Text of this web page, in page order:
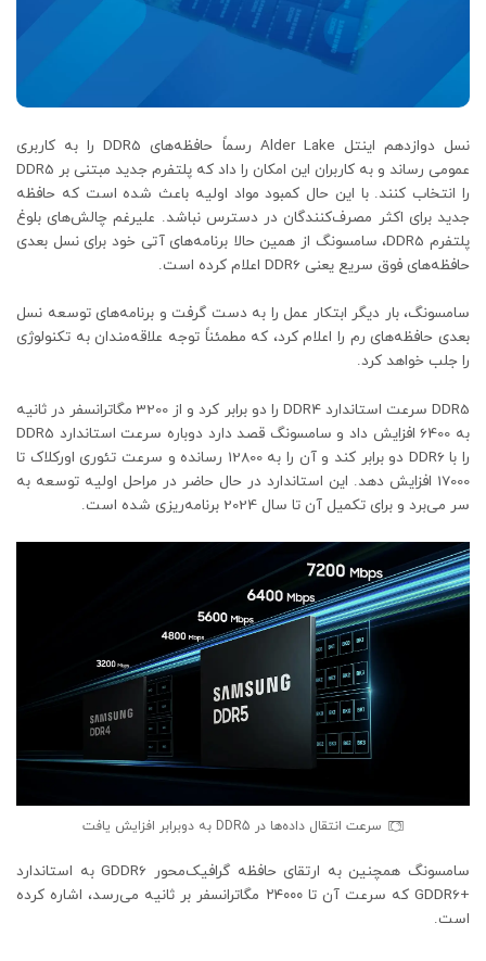
نسل دوازدهم اینتل Alder Lake رسماً حافظه‌های DDR5 را به کاربری
عمومی رساند و به کاربران این امکان را داد که پلتفرم جدید مبتنی بر DDR5
را انتخاب کنند. با این حال کمبود مواد اولیه باعث شده است که حافظه
جدید برای اکثر مصرف‌کنندگان در دسترس نباشد. علیرغم چالش‌های بلوغ
پلتفرم DDR5، سامسونگ از همین حالا برنامه‌های آتی خود برای نسل بعدی
حافظه‌های فوق سریع یعنی DDR6 اعلام کرده است.
سامسونگ، بار دیگر ابتکار عمل را به دست گرفت و برنامه‌های توسعه نسل
بعدی حافظه‌های رم را اعلام کرد، که مطمئناً توجه علاقه‌مندان به تکنولوژی
را جلب خواهد کرد.
DDR5 سرعت استاندارد DDR4 را دو برابر کرد و از 3200 مگاترانسفر در ثانیه
به 6400 افزایش داد و سامسونگ قصد دارد دوباره سرعت استاندارد DDR5
را با DDR6 دو برابر کند و آن را به 12800 رسانده و سرعت تئوری اورکلاک تا
17000 افزایش دهد. این استاندارد در حال حاضر در مراحل اولیه توسعه به
سر می‌برد و برای تکمیل آن تا سال 2024 برنامه‌ریزی شده است.
سرعت انتقال داده‌ها در DDR5 به دوبرابر افزایش یافت
سامسونگ همچنین به ارتقای حافظه گرافیک‌محور ‌GDDR6 به استاندارد
+GDDR6 که سرعت آن تا ۲۴۰۰۰ مگاترانسفر بر ثانیه می‌رسد، اشاره کرده
است.